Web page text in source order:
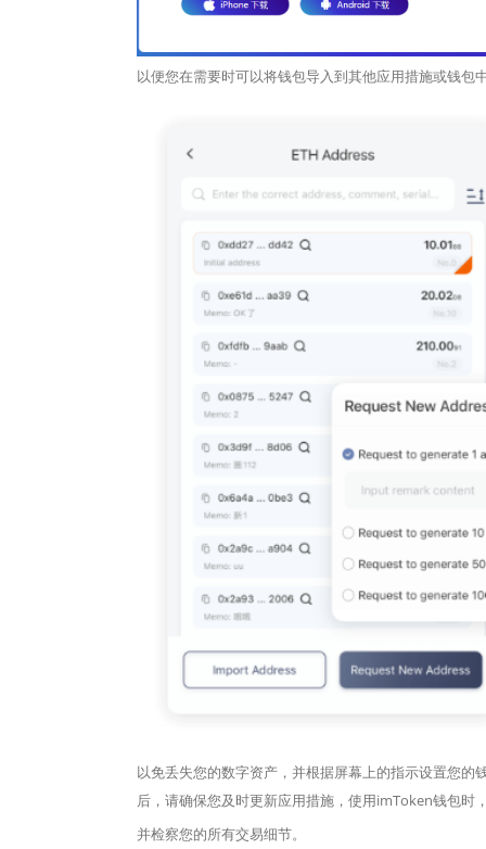
以便您在需要时可以将钱包导入到其他应用措施或钱包
以免丢失您的数字资产，并根据屏幕上的指示设置您的
后，请确保您及时更新应用措施，使用imToken钱包时
并检察您的所有交易细节。